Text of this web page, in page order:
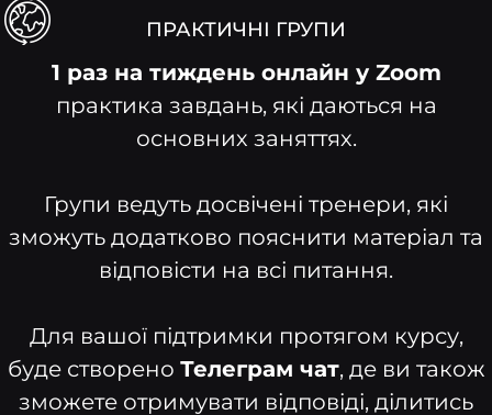
ПРАКТИЧНІ ГРУПИ
1 раз на тиждень онлайн у Zoom
практика завдань, які даються на
основних заняттях.
Групи ведуть досвічені тренери, які
зможуть додатково пояснити матеріал та
відповісти на всі питання.
Для вашої підтримки протягом курсу,
буде створено Телеграм чат, де ви також
зможете отримувати відповіді, ділитись